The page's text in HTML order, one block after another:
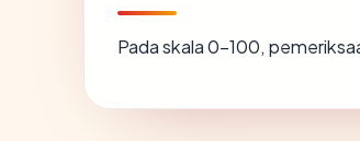
Pada skala 0-100,